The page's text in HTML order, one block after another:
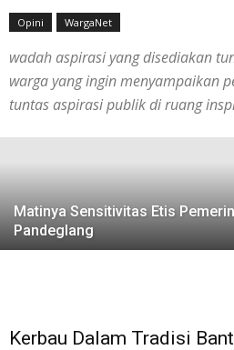
Opini WargaNet
wadah aspirasi yang disediakan
warga yang ingin menyampaikan
tuntas aspirasi publik di ruang
Anak Zaman Harus
Kebijakan Semakin
Kedaulatan Rakyat
Tuntas Media - Juni 23, 2026
Matinya Sensitivitas Etis
Pandeglang
Kerbau Dalam Tradisi